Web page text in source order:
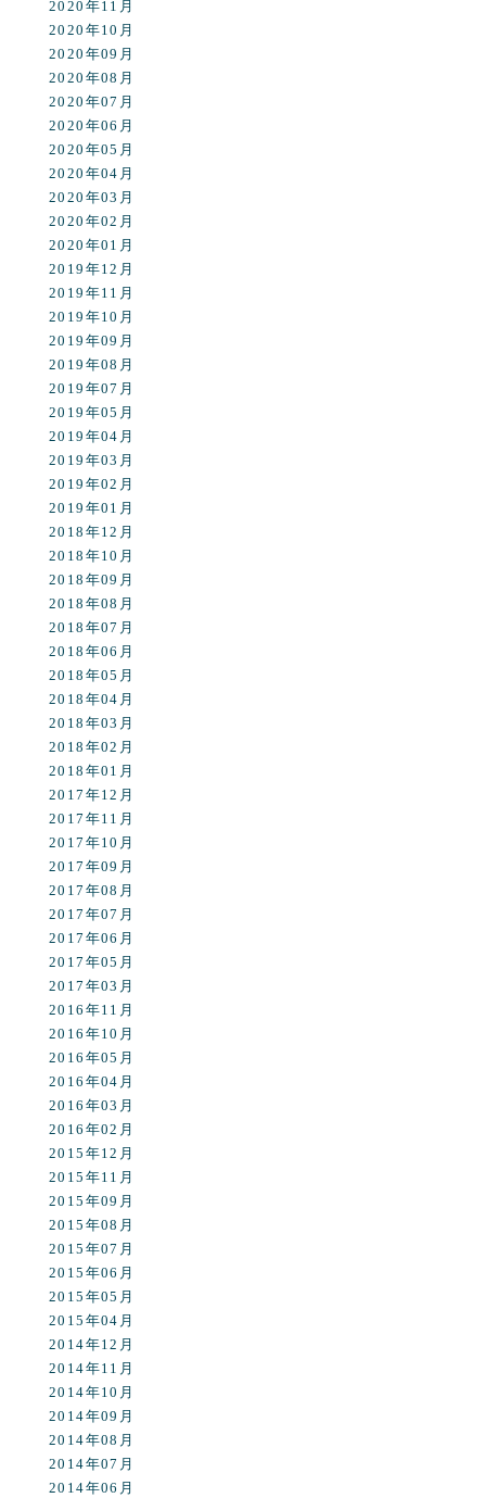
2020年11月
2020年10月
2020年09月
2020年08月
2020年07月
2020年06月
2020年05月
2020年04月
2020年03月
2020年02月
2020年01月
2019年12月
2019年11月
2019年10月
2019年09月
2019年08月
2019年07月
2019年05月
2019年04月
2019年03月
2019年02月
2019年01月
2018年12月
2018年10月
2018年09月
2018年08月
2018年07月
2018年06月
2018年05月
2018年04月
2018年03月
2018年02月
2018年01月
2017年12月
2017年11月
2017年10月
2017年09月
2017年08月
2017年07月
2017年06月
2017年05月
2017年03月
2016年11月
2016年10月
2016年05月
2016年04月
2016年03月
2016年02月
2015年12月
2015年11月
2015年09月
2015年08月
2015年07月
2015年06月
2015年05月
2015年04月
2014年12月
2014年11月
2014年10月
2014年09月
2014年08月
2014年07月
2014年06月